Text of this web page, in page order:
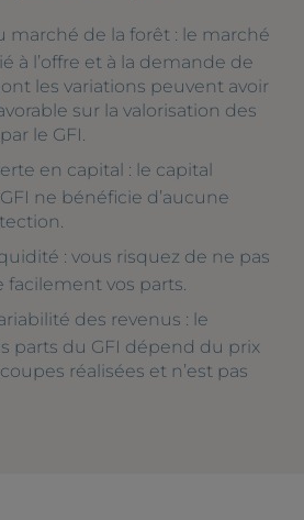
marché de la forêt : le marché
à l’offre et à la demande de
les variations peuvent avoir
sur la valorisation des
le GFI.
en capital : le capital
ne bénéficie d’aucune
: vous risquez de ne pas
facilement vos parts.
des revenus : le
parts du GFI dépend du prix
réalisées et n’est pas